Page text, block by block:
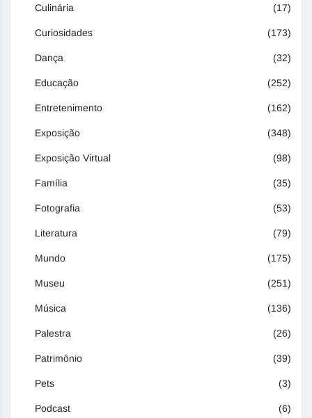
Culinária (17)
Curiosidades (173)
Dança (32)
Educação (252)
Entretenimento (162)
Exposição (348)
Exposição Virtual (98)
Família (35)
Fotografia (53)
Literatura (79)
Mundo (175)
Museu (251)
Música (136)
Palestra (26)
Patrimônio (39)
Pets (3)
Podcast (6)